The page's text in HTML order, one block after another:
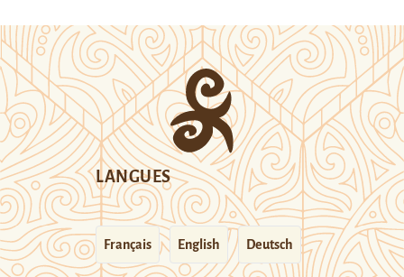
LANGUES
Français English Deutsch